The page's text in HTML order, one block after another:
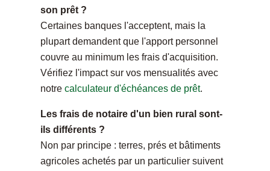
son prêt ?
Certaines banques l'acceptent, mais la
plupart demandent que l'apport personnel
couvre au minimum les frais d'acquisition.
Vérifiez l'impact sur vos mensualités avec
notre calculateur d'échéances de prêt.
Les frais de notaire d'un bien rural sont-
ils différents ?
Non par principe : terres, prés et bâtiments
agricoles achetés par un particulier suivent